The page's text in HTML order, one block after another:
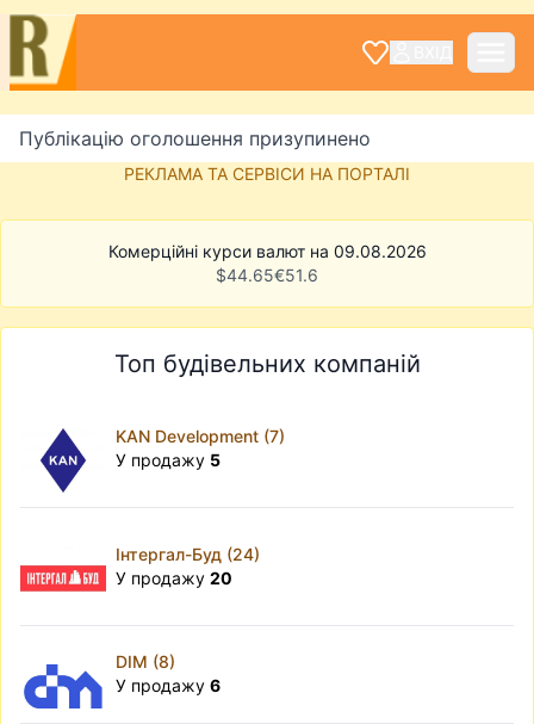
Публікацію оголошення призупинено
РЕКЛАМА ТА СЕРВІСИ НА ПОРТАЛІ
Комерційні курси валют на 09.08.2026
$44.65€51.6
Топ будівельних компаній
KAN Development (7)
У продажу 5
Інтергал-Буд (24)
У продажу 20
DIM (8)
У продажу 6